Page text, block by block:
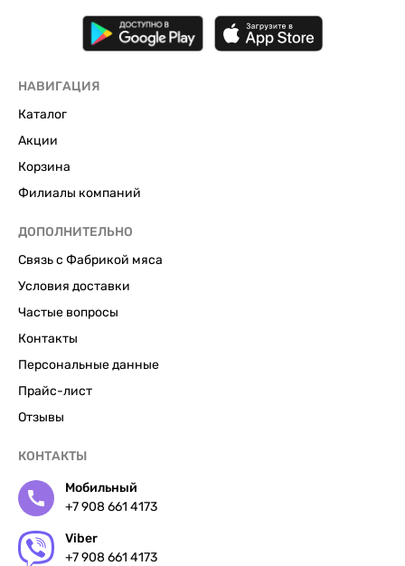
НАВИГАЦИЯ
Каталог
Акции
Корзина
Филиалы компаний
ДОПОЛНИТЕЛЬНО
Связь с Фабрикой мяса
Условия доставки
Частые вопросы
Контакты
Персональные данные
Прайс-лист
Отзывы
КОНТАКТЫ
Мобильный
+7 908 661 4173
Viber
+7 908 661 4173